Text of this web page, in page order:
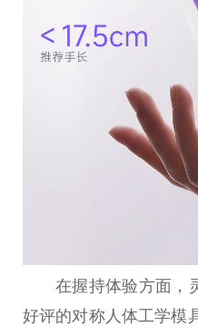
在握持体验方面，
好评的对称人体工学模